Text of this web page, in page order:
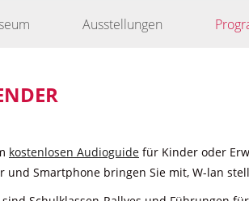
Ausstellungen
kostenlosen Audioguide für Kinder oder
und Smartphone bringen Sie mit, W-lan